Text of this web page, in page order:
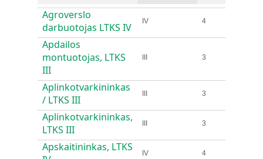
Agroverslo
darbuotojas LTKS IV
IV 4
Apdailos
montuotojas, LTKS
III
3
Aplinkotvarkininkas
/ LTKS III
3
Aplinkotvarkininkas,
LTKS III
3
Apskaitininkas, LTKS
IV 4